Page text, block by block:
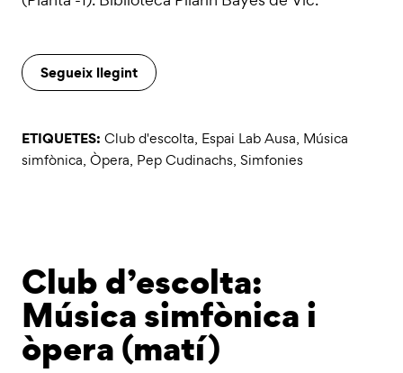
Segueix llegint
ETIQUETES: Club d'escolta, Espai Lab Ausa, Música
simfònica, Òpera, Pep Cudinachs, Simfonies
Club d’escolta:
Música simfònica i
òpera (matí)